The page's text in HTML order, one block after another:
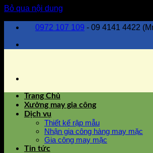
Bỏ qua nội dung
0972 107 109 - 09 4141 4422
Trang Chủ
Xưởng may gia công
Dịch vụ
Thiết kế rập mẫu
Nhận gia công hàng may mặc
Gia công may mặc
Tin tức